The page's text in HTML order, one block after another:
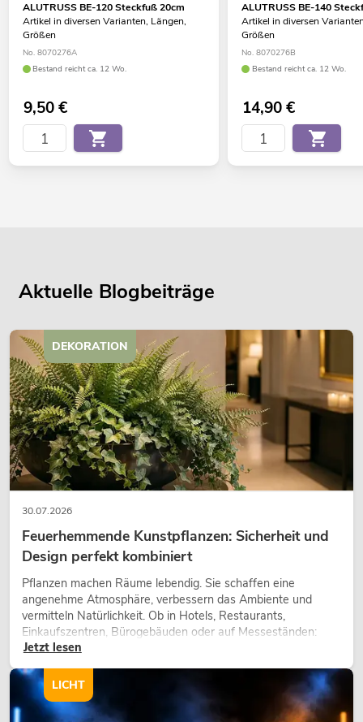
ALUTRUSS BE-120 Steckfuß 20cm
Artikel in diversen Varianten, Längen,
Größen
No. 8070276A
Bestand reicht ca. 12 Wo.
9,50€
ALUTRUSS BE-140
Artikel in diversen
Größen
No. 8070276B
Bestand reicht ca. 12 Wo.
14,90€
Aktuelle Blogbeiträge
30.07.2026
Feuerhemmende Kunstpflanzen: Sicherheit und
Design perfekt kombiniert
Pflanzen machen Räume lebendig. Sie schaffen eine
angenehme Atmosphäre, verbessern das Ambiente und
vermitteln Natürlichkeit. Ob in Hotels, Restaurants,
Einkaufszentren, Bürogebäuden oder auf Messeständen:
eine hochwertige Begrünung gehört heute längst zum
modernen Raumkonzept.
Jetzt lesen
DEKORATION
LICHT